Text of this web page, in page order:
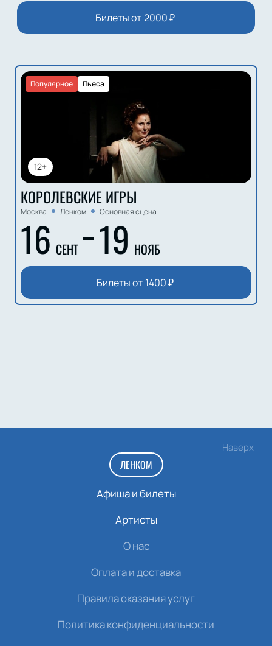
Билеты от 2000₽
12+
Пьеса
Популярное
КОРОЛЕВСКИЕ ИГРЫ
Москва Ленком Основная сцена
16 СЕНТ 19 НОЯБ
Билеты от 1400₽
Наверх
ЛЕНКОМ
Афиша и билеты
Артисты
О нас
Оплата и доставка
Правила оказания услуг
Политика конфиденциальности